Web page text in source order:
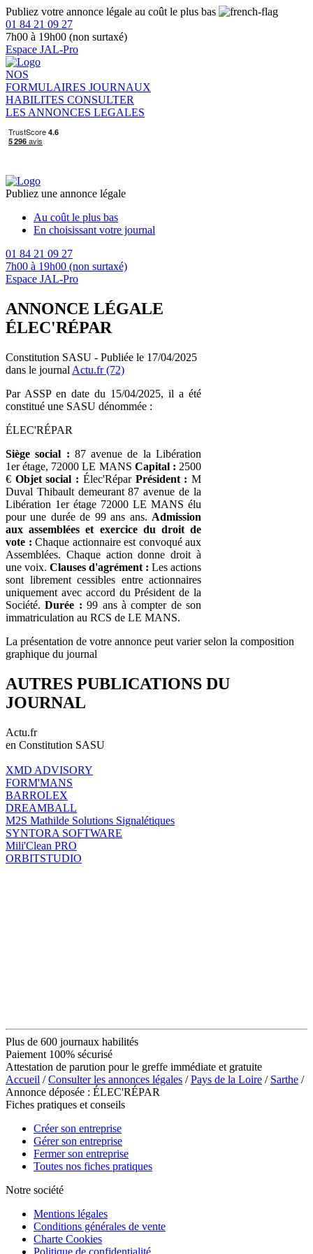
Publiez votre annonce légale au coût le plus bas
01 84 21 09 27
7h00 à 19h00 (non surtaxé)
Espace JAL-Pro
NOS
FORMULAIRES JOURNAUX
HABILITES CONSULTER
LES ANNONCES LEGALES
Publiez une annonce légale
Au coût le plus bas
En choisissant votre journal
01 84 21 09 27
7h00 à 19h00 (non surtaxé)
Espace JAL-Pro
ANNONCE LÉGALE
ÉLEC'RÉPAR
Constitution SASU - Publiée le 17/04/2025
dans le journal Actu.fr (72)
Par ASSP en date du 15/04/2025, il a été
constitué une SASU dénommée :
ÉLEC'RÉPAR
Siège social : 87 avenue de la Libération
1er étage, 72000 LE MANS Capital : 2500
€ Objet social : Élec'Répar Président : M
Duval Thibault demeurant 87 avenue de la
Libération 1er étage 72000 LE MANS élu
pour une durée de 99 ans ans. Admission
aux assemblées et exercice du droit de
vote : Chaque actionnaire est convoqué aux
Assemblées. Chaque action donne droit à
une voix. Clauses d'agrément : Les actions
sont librement cessibles entre actionnaires
uniquement avec accord du Président de la
Société.Durée : 99 ans à compter de son
immatriculation au RCS de LE MANS.
La présentation de votre annonce peut varier selon la composition
graphique du journal
AUTRES PUBLICATIONS DU
JOURNAL
Actu.fr
en Constitution SASU
XMD ADVISORY
FORM'MANS
BARROLEX
DREAMBALL
M2S Mathilde Solutions Signalétiques
SYNTORA SOFTWARE
Mili'Clean PRO
ORBITSTUDIO
Plus de 600 journaux habilités
Paiement 100% sécurisé
Attestation de parution pour le greffe immédiate et gratuite
Accueil /Consulter les annonces légales /Pays de la Loire / Sarthe /
Annonce déposée : ÉLEC'RÉPAR
Fiches pratiques et conseils
Créer son entreprise
Gérer son entreprise
Fermer son entreprise
Toutes nos fiches pratiques
Notre société
Mentions légales
Conditions générales de vente
Charte Cookies
Politique de confidentialité